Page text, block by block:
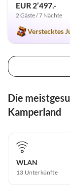
EUR 2’497.-
2 Gäste / 7 Nächte
Verstecktes
Die
Kamperland
WLAN
13 Unterkünfte